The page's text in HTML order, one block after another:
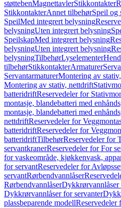
støttebenMagnettavlerStikkontakter
StikkontakterAnnet tilbehørSpeil og
SpeilMed integrert belysning
belysningUten integrert belysning
SpeilskapMed integrert belysning
belysningUten integrert belysning
belysningTilbehørLyselementer
tilbehørStikkontakterArmaturer
ServantarmaturerMontering av
Montering av stativ, nettdrift
batteridriftReservedeler for
montasje, blandebatteri med
montasje, blandebatteri med
nettdriftReservedeler for
batteridriftReservedeler for
batteridriftTilbehørReservedeler for
servantkranerReservedeler for For
for vaskeområde, kjøkkenvask,
for servantReservedeler for
servantRørbendvannlåser
RørbendvannlåserDykkrørvannlåser
Dykkrørvannlåser for servanter
plassbeparende modell